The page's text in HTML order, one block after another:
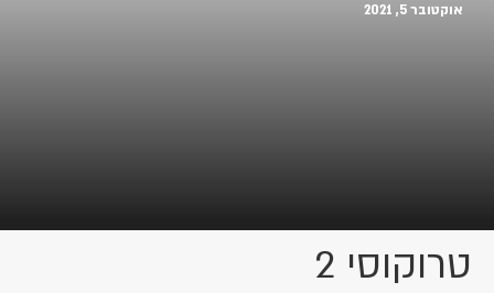
אוקטובר 5, 2021
טרוקוסי 2